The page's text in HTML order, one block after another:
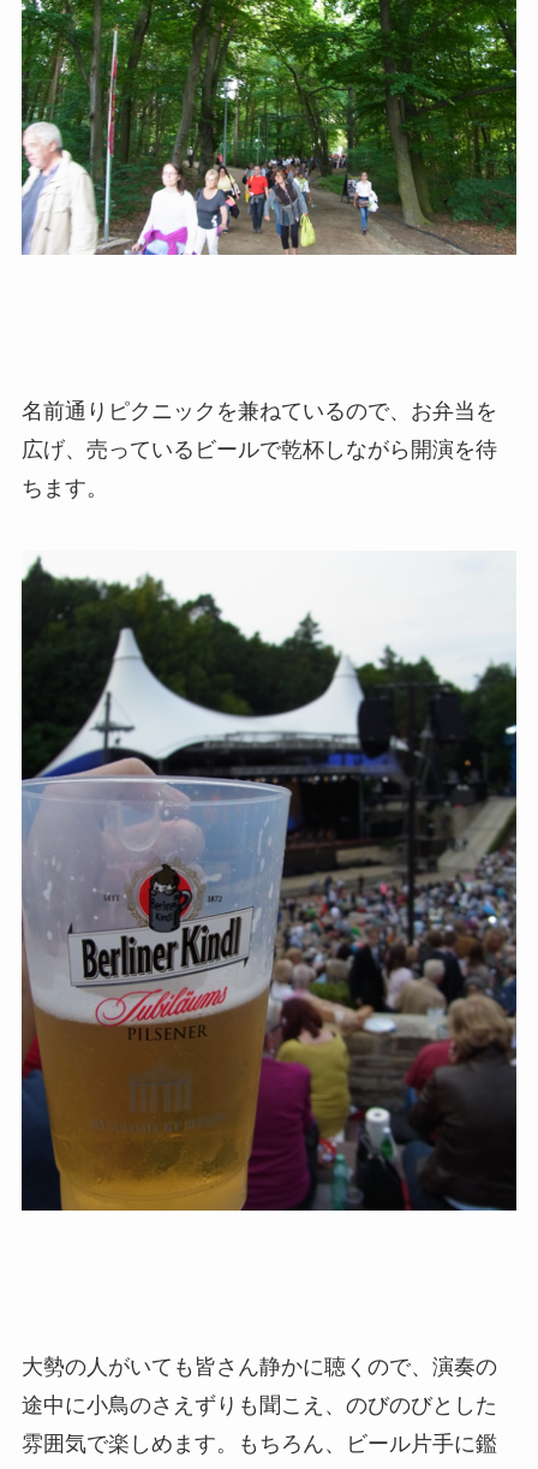
名前通りピクニックを兼ねているので、お弁当を
広げ、売っているビールで乾杯しながら開演を待
ちます。
大勢の人がいても皆さん静かに聴くので、演奏の
途中に小鳥のさえずりも聞こえ、のびのびとした
雰囲気で楽しめます。もちろん、ビール片手に鑑